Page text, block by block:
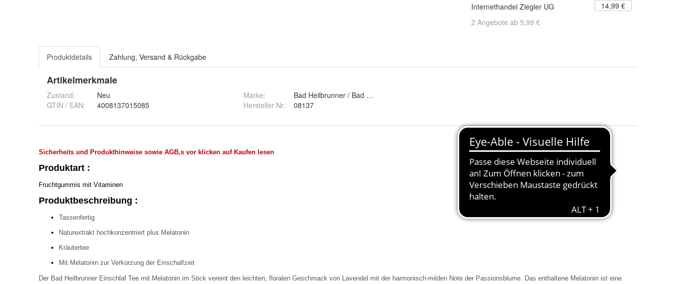
Internethandel Ziegler UG
14,99 €
2 Angebote ab 5,99 €
Produktdetails Zahlung, Versand & Rückgabe
Artikelmerkmale
Zustand:
Neu
GTIN / EAN:
4008137015085
Marke:
Bad Heilbrunner / Bad Heilbrunner
Hersteller Nr.:
08137